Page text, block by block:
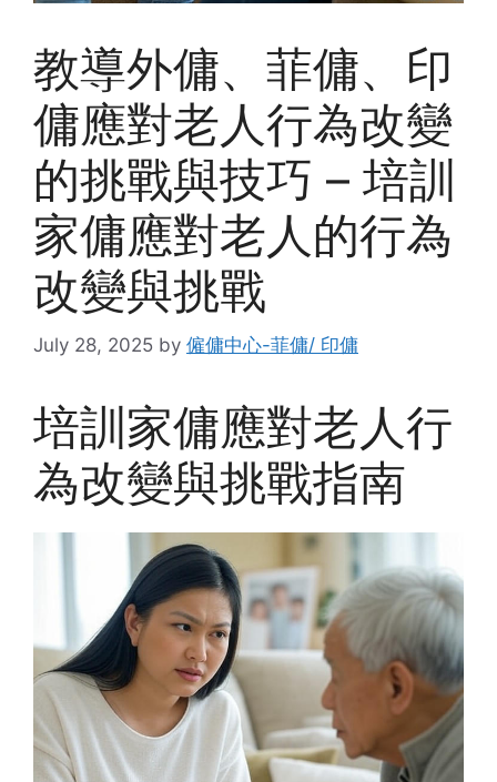
教導外傭、菲傭、印
傭應對老人行為改變
的挑戰與技巧 – 培訓
家傭應對老人的行為
改變與挑戰
July 28, 2025 by 僱傭中心-菲傭/ 印傭
培訓家傭應對老人行
為改變與挑戰指南